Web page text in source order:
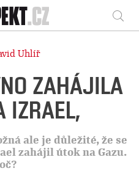
Uhlíř
ZAHÁJILA
IZRAEL,
ale je důležité, že se
zahájil útok na Gazu.